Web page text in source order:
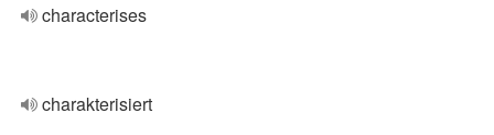
characterises
charakterisiert